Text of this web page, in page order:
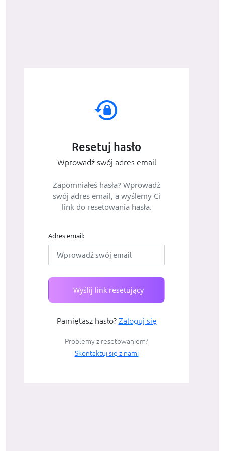
Resetuj hasło
Wprowadź swój adres email
Zapomniałeś hasła? Wprowadź
swój adres email, a wyślemy Ci
link do resetowania hasła.
Adres email:
Wyślij link resetujący
Pamiętasz hasło? Zaloguj się
Problemy z resetowaniem?
Skontaktuj się z nami